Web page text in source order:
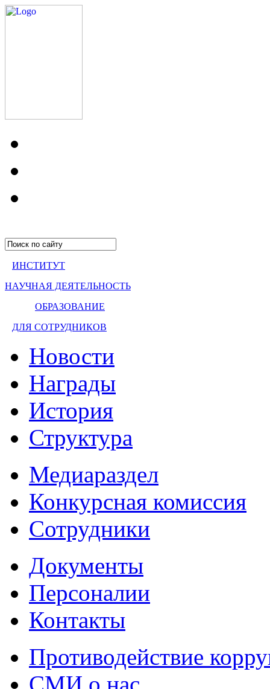
ИНСТИТУТ
НАУЧНАЯ ДЕЯТЕЛЬНОСТЬ
ОБРАЗОВАНИЕ
ДЛЯ СОТРУДНИКОВ
Новости
Награды
История
Структура
Медиараздел
Конкурсная комиссия
Сотрудники
Документы
Персоналии
Контакты
Противодействие